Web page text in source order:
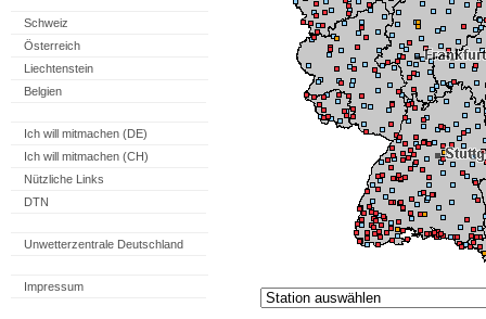
Schweiz
Österreich
Liechtenstein
Belgien
Ich will mitmachen (DE)
Ich will mitmachen (CH)
Nützliche Links
DTN
Unwetterzentrale Deutschland
Impressum